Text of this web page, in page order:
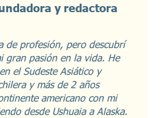
y redactora
de profesión, pero descubrí
gran pasión en la vida. He
el Sudeste Asiático y
y más de 2 años
americano con mi
desde Ushuaia a Alaska.